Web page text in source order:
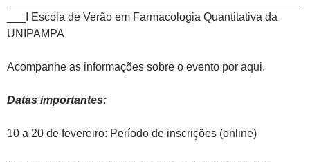
___I Escola de Verão em Farmacologia Quantitativa da
UNIPAMPA
Acompanhe as informações sobre o evento por aqui.
Datas importantes:
10 a 20 de fevereiro: Período de inscrições (online)